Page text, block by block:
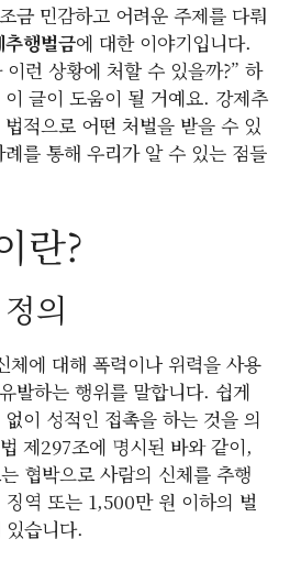
금 민감하고 어려운 주제를 다뤄
추행벌금에 대한 이야기입니다.
런 상황에 처할 수 있을까?” 하
글이 도움이 될 거예요. 강제추
적으로 어떤 처벌을 받을 수 있
를 통해 우리가 알 수 있는 점들
란?
의
체에 대해 폭력이나 위력을 사용
발하는 행위를 말합니다. 쉽게
이 성적인 접촉을 하는 것을 의
제297조에 명시된 바와 같이,
협박으로 사람의 신체를 추행
역 또는 1,500만 원 이하의 벌
습니다.